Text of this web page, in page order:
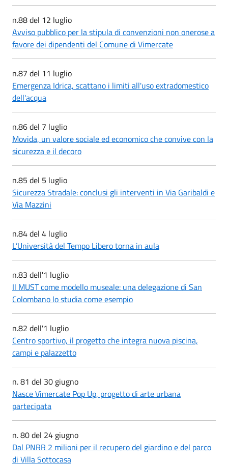
n.88 del 12 luglio
Avviso pubblico per la stipula di convenzioni non onerose a
favore dei dipendenti del Comune di Vimercate
n.87 del 11 luglio
Emergenza Idrica, scattano i limiti all'uso extradomestico
dell'acqua
n.86 del 7 luglio
Movida, un valore sociale ed economico che convive con la
sicurezza e il decoro
n.85 del 5 luglio
Sicurezza Stradale: conclusi gli interventi in Via Garibaldi e
Via Mazzini
n.84 del 4 luglio
L’Università del Tempo Libero torna in aula
n.83 dell'1 luglio
Il MUST come modello museale: una delegazione di San
Colombano lo studia come esempio
n.82 dell'1 luglio
Centro sportivo, il progetto che integra nuova piscina,
campi e palazzetto
n. 81 del 30 giugno
Nasce Vimercate Pop Up, progetto di arte urbana
partecipata
n. 80 del 24 giugno
Dal PNRR 2 milioni per il recupero del giardino e del parco
di Villa Sottocasa